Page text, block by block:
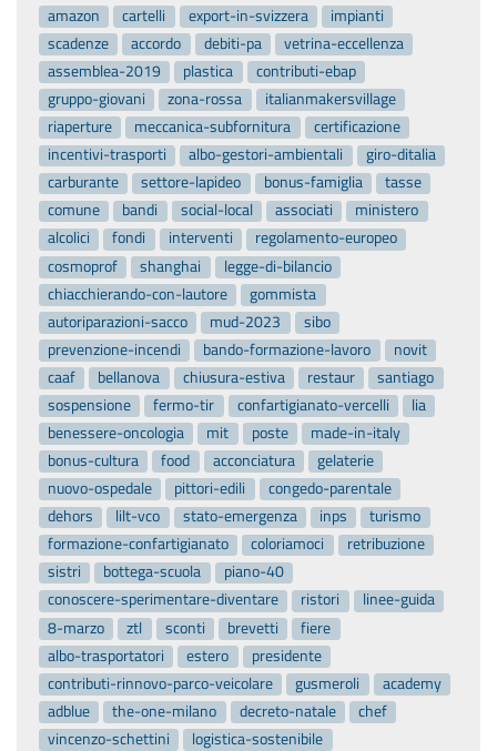
amazon
cartelli export-in-svizzera
impianti
scadenze
accordo debiti-pa
vetrina-eccellenza
assemblea-2019
plastica
contributi-ebap
gruppo-giovani
zona-rossa
italianmakersvillage
riaperture
meccanica-subfornitura
certificazione
incentivi-trasporti
albo-gestori-ambientali
giro-ditalia
carburante
settore-lapideo bonus-famiglia
tasse
comune
bandi social-local associati
ministero
alcolici
fondi interventi
regolamento-europeo
cosmoprof
shanghai
legge-di-bilancio
chiacchierando-con-lautore
gommista
autoriparazioni-sacco
mud-2023
sibo
prevenzione-incendi
bando-formazione-lavoro
novit
caaf
bellanova chiusura-estiva restaur
santiago
sospensione
fermo-tir confartigianato-vercelli
lia
benessere-oncologia
mit poste
made-in-italy
bonus-cultura
food acconciatura
gelaterie
nuovo-ospedale
pittori-edili
congedo-parentale
dehors
lilt-vco stato-emergenza inps
turismo
formazione-confartigianato
coloriamoci
retribuzione
sistri
bottega-scuola
piano-40
conoscere-sperimentare-diventare
ristori
linee-guida
8-marzo
ztl sconti brevetti
fiere
albo-trasportatori
estero
presidente
contributi-rinnovo-parco-veicolare
gusmeroli
academy
adblue
the-one-milano decreto-natale
chef
vincenzo-schettini
logistica-sostenibile